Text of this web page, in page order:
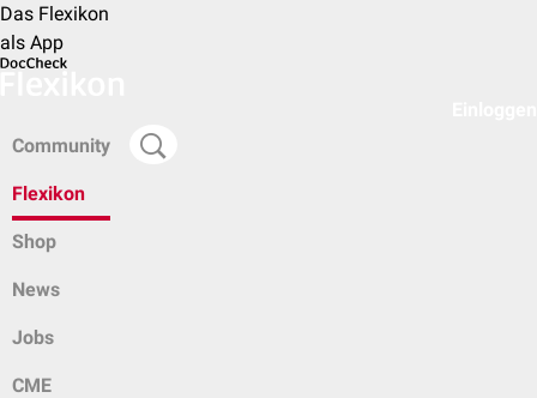
Das Flexikon
als App
Community
Flexikon
Shop
News
Jobs
CME